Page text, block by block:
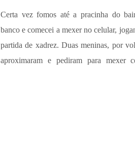
Certa vez fomos até a pracinha do
banco e comecei a mexer no celular,
partida de xadrez. Duas meninas, por
aproximaram e pediram para mexer